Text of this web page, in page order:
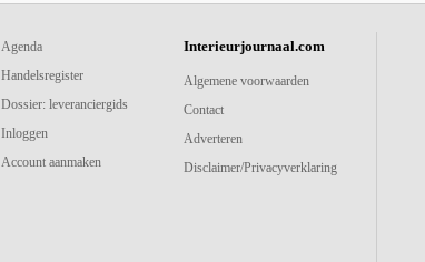
Agenda
Handelsregister
Dossier: leveranciergids
Inloggen
Account aanmaken
Interieurjournaal.com
Algemene voorwaarden
Contact
Adverteren
Disclaimer/Privacyverklaring